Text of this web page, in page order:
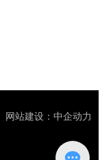
网站建设：中企动力